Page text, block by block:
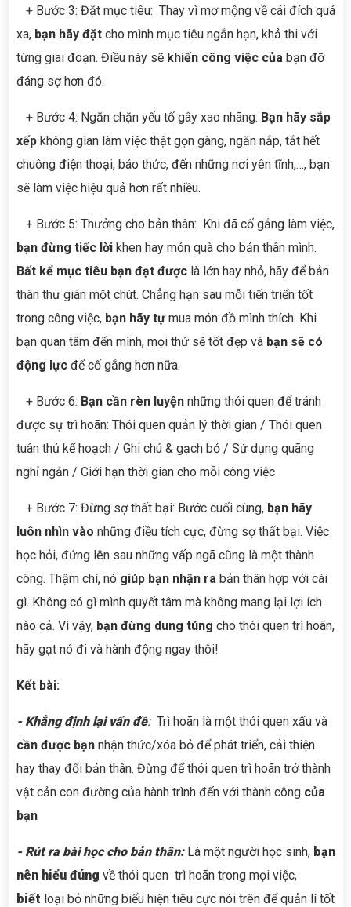
+ Bước 3: Đặt mục tiêu: Thay vì mơ mộng về cái đích quá
xa, bạn hãy đặt cho mình mục tiêu ngắn hạn, khả thi với
từng giai đoạn. Điều này sẽ khiến công việc của bạn đỡ
đáng sợ hơn đó.
+ Bước 4: Ngăn chặn yếu tố gây xao nhãng: Bạn hãy sắp
xếp không gian làm việc thật gọn gàng, ngăn nắp, tắt hết
chuông điện thoại, báo thức, đến những nơi yên tĩnh,…, bạn
sẽ làm việc hiệu quả hơn rất nhiều.
+ Bước 5: Thưởng cho bản thân: Khi đã cố gắng làm việc,
bạn đừng tiếc lời khen hay món quà cho bản thân mình.
Bất kể mục tiêu bạn đạt được là lớn hay nhỏ, hãy để bản
thân thư giãn một chút. Chẳng hạn sau mỗi tiến triển tốt
trong công việc, bạn hãy tựmua món đồ mình thích. Khi
bạn quan tâm đến mình, mọi thứ sẽ tốt đẹp và bạn sẽ có
động lực để cố gắng hơn nữa.
+ Bước 6: Bạn cần rèn luyện những thói quen để tránh
được sự trì hoãn: Thói quen quản lý thời gian / Thói quen
tuân thủ kế hoạch / Ghi chú & gạch bỏ / Sử dụng quãng
nghỉ ngắn / Giới hạn thời gian cho mỗi công việc
+ Bước 7: Đừng sợ thất bại: Bước cuối cùng, bạn hãy
luôn nhìn vào những điều tích cực, đừng sợ thất bại. Việc
học hỏi, đứng lên sau những vấp ngã cũng là một thành
công. Thậm chí, nó giúp bạn nhận ra bản thân hợp với cái
gì. Không có gì mình quyết tâm mà không mang lại lợi ích
nào cả. Vì vậy, bạn đừng dung túng cho thói quen trì hoãn,
hãy gạt nó đi và hành động ngay thôi!
Kết bài:
- Khẳng định lại vấn đề: Trì hoãn là một thói quen xấu và
cần được bạn nhận thức/xóa bỏ để phát triển, cải thiện
hay thay đổi bản thân. Đừng để thói quen trì hoãn trở thành
vật cản con đường của hành trình đến với thành công của
bạn
- Rút ra bài học cho bản thân:Là một người học sinh, bạn
nên hiểu đúng về thói quen trì hoãn trong mọi việc,
biết loại bỏ những biểu hiện tiêu cực nói trên để quản lí tốt